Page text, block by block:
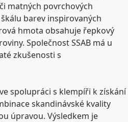
matných povrchových
barev inspirovaných
hmota obsahuje řepkový
Společnost SSAB má u
zkušenosti s
spolupráci s klempíři k získání
skandinávské kvality
úpravou. Výsledkem je